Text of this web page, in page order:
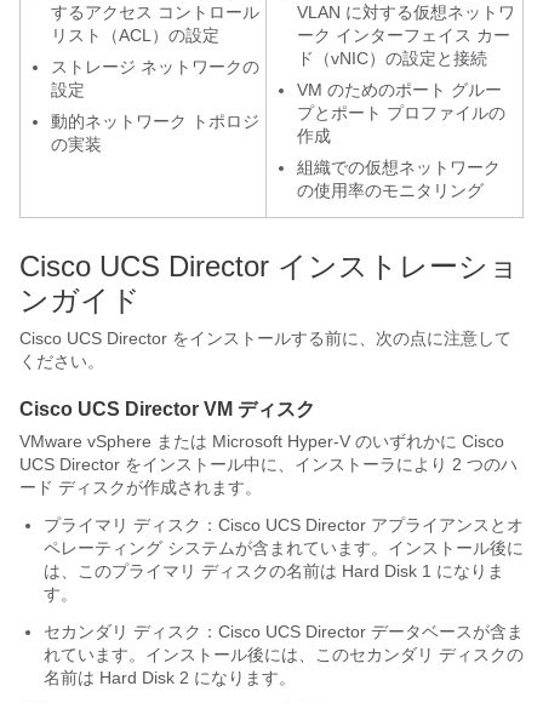
するアクセス コントロール
リスト（ACL）の設定
ストレージ ネットワークの
設定
動的ネットワーク トポロジ
の実装
VLAN に対する仮想ネットワ
ーク インターフェイス カー
ド（vNIC）の設定と接続
VM のためのポート グルー
プとポート プロファイルの
作成
組織での仮想ネットワーク
の使用率のモニタリング
Cisco UCS Director インストレーショ
ンガイド
Cisco UCS Director をインストールする前に、次の点に注意して
ください。
Cisco UCS Director VM ディスク
VMware vSphere または Microsoft Hyper-V のいずれかに Cisco
UCS Director をインストール中に、インストーラにより 2 つのハ
ード ディスクが作成されます。
プライマリ ディスク： Cisco UCS Director アプライアンスとオ
ペレーティング システムが含まれています。インストール後に
は、このプライマリ ディスクの名前は Hard Disk 1 になりま
す。
セカンダリ ディスク： Cisco UCS Director データベースが含ま
れています。インストール後には、このセカンダリ ディスクの
名前は Hard Disk 2 になります。